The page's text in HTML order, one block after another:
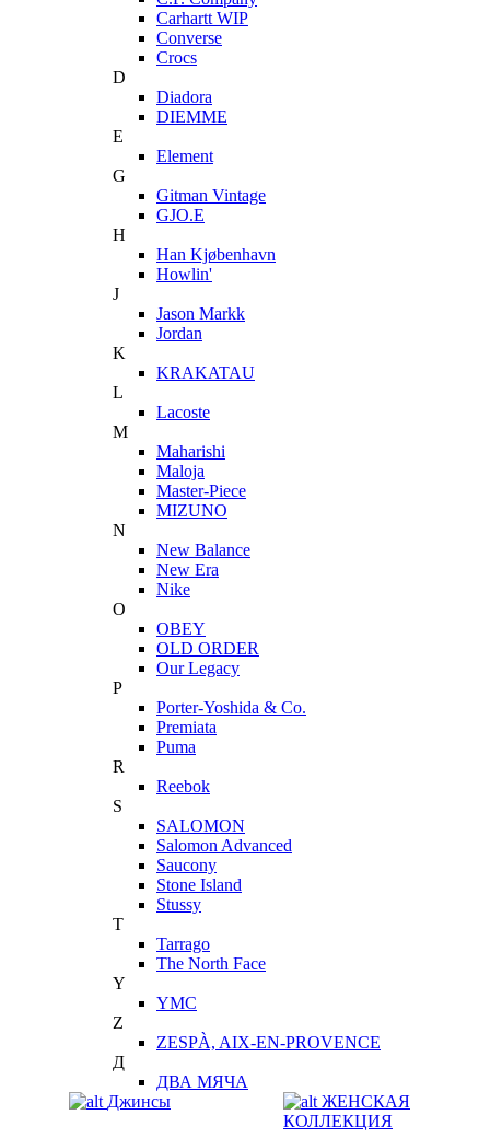
Carhartt WIP
Converse
Crocs
D
Diadora
DIEMME
E
Element
G
Gitman Vintage
GJO.E
H
Han Kjøbenhavn
Howlin'
J
Jason Markk
Jordan
K
KRAKATAU
L
Lacoste
M
Maharishi
Maloja
Master-Piece
MIZUNO
N
New Balance
New Era
Nike
O
OBEY
OLD ORDER
Our Legacy
P
Porter-Yoshida & Co.
Premiata
Puma
R
Reebok
S
SALOMON
Salomon Advanced
Saucony
Stone Island
Stussy
T
Tarrago
The North Face
Y
YMC
Z
ZESPÀ, AIX-EN-PROVENCE
Д
ДВА МЯЧА
Джинсы
ЖЕНСКАЯ
КОЛЛЕКЦИЯ